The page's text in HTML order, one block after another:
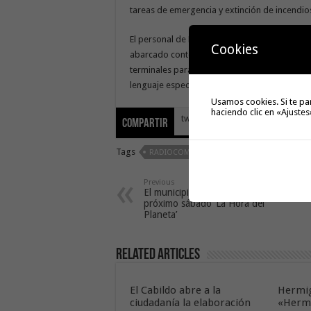
tareas de emergencia y extinción de
El personal de Medio Ambiente, a través de
abarcado contenidos basados en los
terminales para la comunicación en
lenguaje específico empleado en este
Compartir tweet
Tags RADIOCOMUNICACIÓN
Previous
El municipio de Alajeró celebra el
próximo sábado ‘La Hora del
Planeta’
Related Articles
El Cabildo abre a la
ciudadanía la elaboración
Cookies
Usamos cookies. Si te
haciendo clic en